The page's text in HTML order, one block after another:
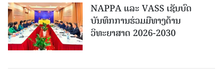
NAPPA ແລະ VASS ເຊັນບົດ
ບັນທຶກການຮ່ວມມືທາງດ້ານ
ວິທະຍາສາດ 2026-2030